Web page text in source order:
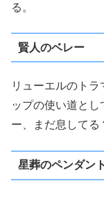
る。
賢人のベレー
リューエルのト
ップの使い道とし
ー、まだ息してる
星葬のペンダント